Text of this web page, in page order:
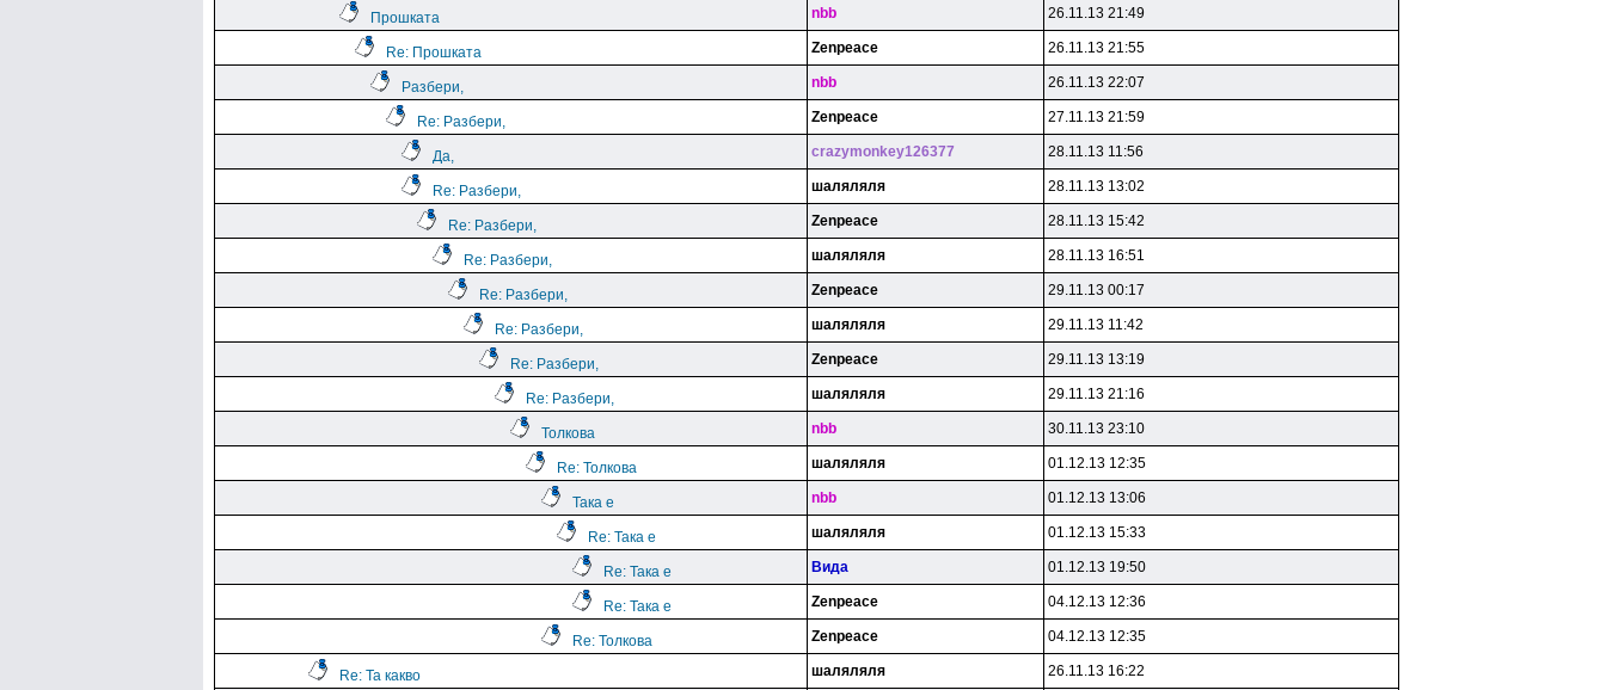
Прошката nbb 26.11.13 21:49
Re: Прошката Zenpeace 26.11.13 21:55
Разбери, nbb 26.11.13 22:07
Re: Разбери, Zenpeace 27.11.13 21:59
Да, crazymonkey126377 28.11.13 11:56
Re: Разбери, шаляляля 28.11.13 13:02
Re: Разбери, Zenpeace 28.11.13 15:42
Re: Разбери, шаляляля 28.11.13 16:51
Re: Разбери, Zenpeace 29.11.13 00:17
Re: Разбери, шаляляля 29.11.13 11:42
Re: Разбери, Zenpeace 29.11.13 13:19
Re: Разбери, шаляляля 29.11.13 21:16
Толкова nbb 30.11.13 23:10
Re: Толкова шаляляля 01.12.13 12:35
Така е nbb 01.12.13 13:06
Re: Така е шаляляля 01.12.13 15:33
Re: Така е Вида 01.12.13 19:50
Re: Така е Zenpeace 04.12.13 12:36
Re: Толкова Zenpeace 04.12.13 12:35
Re: Та какво шаляляля 26.11.13 16:22